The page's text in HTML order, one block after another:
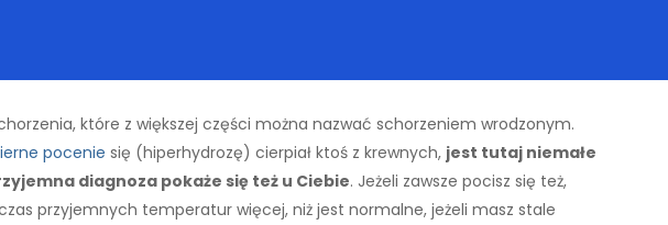
które z większej części można nazwać schorzeniem wrodzonym.
pocenie się (hiperhydrozę) cierpiał ktoś z krewnych, jest tutaj niemałe
diagnoza pokaże się też u Ciebie. Jeżeli zawsze pocisz się też,
przyjemnych temperatur więcej, niż jest normalne, jeżeli masz stale